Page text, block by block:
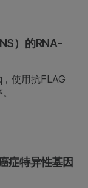
）的RNA-
使用抗FLAG
症特异性基因